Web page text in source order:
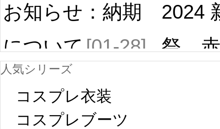
お知らせ：納期
について[01-28]
中国旧正月の影
響で2024年2月5
2024
祭 赤
人気シリーズ
コスプレ衣装
コスプレブーツ